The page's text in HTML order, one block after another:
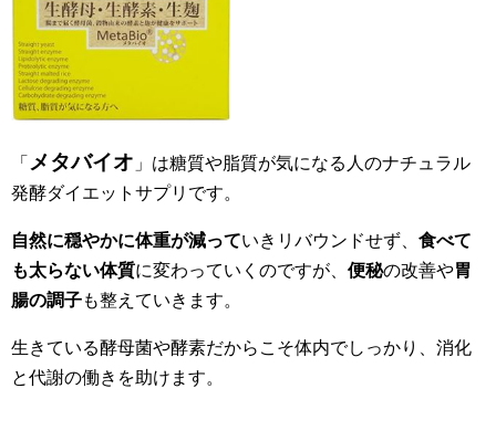
「 メタバイオ 」は糖質や脂質が気になる人のナチュラル
発酵ダイエットサプリです。
自然に穏やかに体重が減っていきリバウンドせず、 食べて
も太らない体質に変わっていくのですが、 便秘の改善や胃
腸の調子も整えていきます。
生きている酵母菌や酵素だからこそ体内でしっかり、消化
と代謝の働きを助けます。